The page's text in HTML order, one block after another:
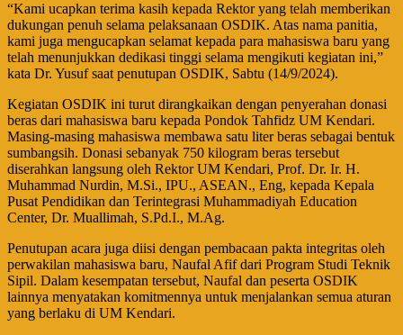
“Kami ucapkan terima kasih kepada Rektor yang telah memberikan
dukungan penuh selama pelaksanaan OSDIK. Atas nama panitia,
kami juga mengucapkan selamat kepada para mahasiswa baru yang
telah menunjukkan dedikasi tinggi selama mengikuti kegiatan ini,”
kata Dr. Yusuf saat penutupan OSDIK, Sabtu (14/9/2024).
Kegiatan OSDIK ini turut dirangkaikan dengan penyerahan donasi
beras dari mahasiswa baru kepada Pondok Tahfidz UM Kendari.
Masing-masing mahasiswa membawa satu liter beras sebagai bentuk
sumbangsih. Donasi sebanyak 750 kilogram beras tersebut
diserahkan langsung oleh Rektor UM Kendari, Prof. Dr. Ir. H.
Muhammad Nurdin, M.Si., IPU., ASEAN., Eng, kepada Kepala
Pusat Pendidikan dan Terintegrasi Muhammadiyah Education
Center, Dr. Muallimah, S.Pd.I., M.Ag.
Penutupan acara juga diisi dengan pembacaan pakta integritas oleh
perwakilan mahasiswa baru, Naufal Afif dari Program Studi Teknik
Sipil. Dalam kesempatan tersebut, Naufal dan peserta OSDIK
lainnya menyatakan komitmennya untuk menjalankan semua aturan
yang berlaku di UM Kendari.